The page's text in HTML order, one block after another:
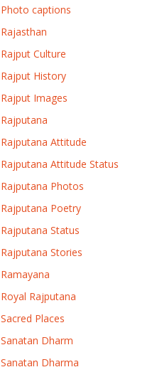
Photo captions
Rajasthan
Rajput Culture
Rajput History
Rajput Images
Rajputana
Rajputana Attitude
Rajputana Attitude Status
Rajputana Photos
Rajputana Poetry
Rajputana Status
Rajputana Stories
Ramayana
Royal Rajputana
Sacred Places
Sanatan Dharm
Sanatan Dharma